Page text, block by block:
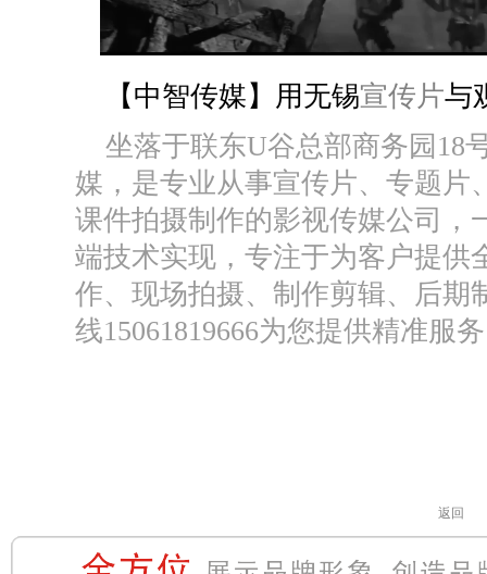
【中智传媒】用无锡宣传片与
坐落于联东U谷总部商务园 18
媒，是专业从事宣传片、专题片
课件拍摄制作的影视传媒公司，
端技术实现，专注于为客户提供
作、现场拍摄、制作剪辑、后期
线15061819666为您提供精准服
返回